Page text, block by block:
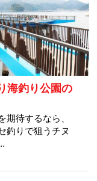
海釣り公園の
待するなら、
釣りで狙うチヌ